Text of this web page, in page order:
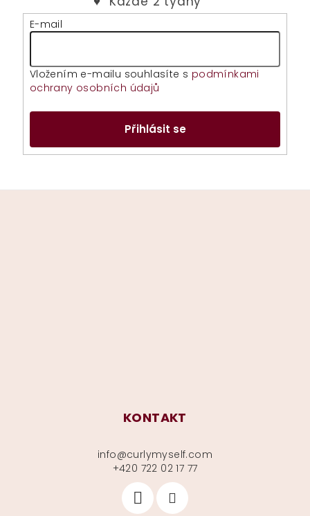
E-mail
Vložením e-mailu souhlasíte s podmínkami
ochrany osobních údajů
Přihlásit se
KONTAKT
info@curlymyself.com
+420 722 02 17 77